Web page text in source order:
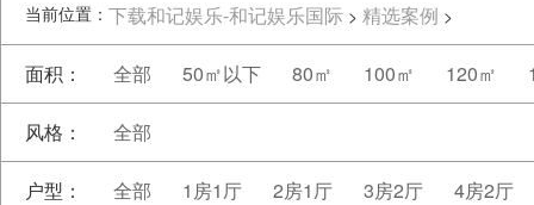
当前位置： 下载和记娱乐-和记娱乐国际 > 精选案例 >
面积： 全部 50㎡以下 80㎡ 100㎡ 120㎡
风格： 全部
户型： 全部 1房1厅 2房1厅 3房2厅 4房2厅